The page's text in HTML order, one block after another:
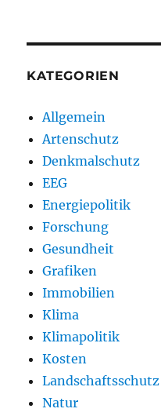
KATEGORIEN
Allgemein
Artenschutz
Denkmalschutz
EEG
Energiepolitik
Forschung
Gesundheit
Grafiken
Immobilien
Klima
Klimapolitik
Kosten
Landschaftsschutz
Natur